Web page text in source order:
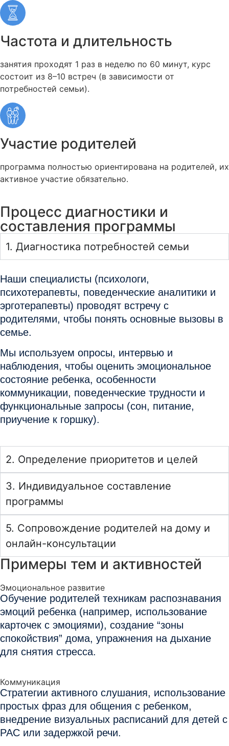
Частота и длительность
занятия проходят 1 раз в неделю по 60 минут, курс
состоит из 8–10 встреч (в зависимости от
потребностей семьи).
Участие родителей
программа полностью ориентирована на родителей, их
активное участие обязательно.
Процесс диагностики и
составления программы
1. Диагностика потребностей семьи
Наши специалисты (психологи,
психотерапевты, поведенческие аналитики и
эрготерапевты) проводят встречу с
родителями, чтобы понять основные вызовы в
семье.
Мы используем опросы, интервью и
наблюдения, чтобы оценить эмоциональное
состояние ребенка, особенности
коммуникации, поведенческие трудности и
функциональные запросы (сон, питание,
приучение к горшку).
2. Определение приоритетов и целей
3. Индивидуальное составление
программы
5. Сопровождение родителей на дому и
онлайн-консультации
Примеры тем и активностей
Эмоциональное развитие
Обучение родителей техникам распознавания
эмоций ребенка (например, использование
карточек с эмоциями), создание “зоны
спокойствия” дома, упражнения на дыхание
для снятия стресса.
Коммуникация
Стратегии активного слушания, использование
простых фраз для общения с ребенком,
внедрение визуальных расписаний для детей с
РАС или задержкой речи.